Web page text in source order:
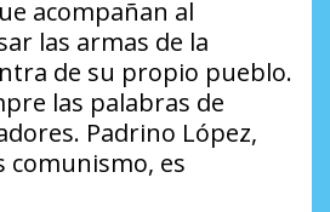
acompañan al
las armas de la
de su propio pueblo.
las palabras de
Padrino López,
comunismo, es